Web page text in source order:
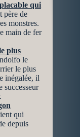
qui
père de
monstres.
main de fer
plus
le
le plus
inégalée, il
successeur
qui
depuis